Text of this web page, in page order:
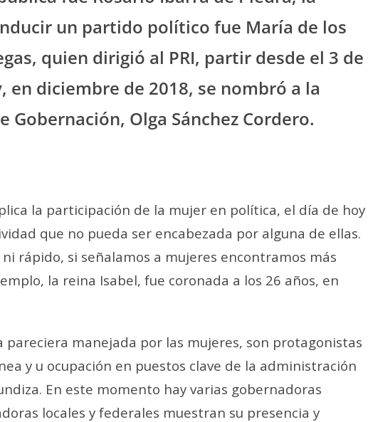
un partido político fue María de los
quien dirigió al PRI, partir desde el 3 de
en diciembre de 2018, se nombró a la
Gobernación, Olga Sánchez Cordero.
la participación de la mujer en política, el día de hoy
que no pueda ser encabezada por alguna de ellas.
rápido, si señalamos a mujeres encontramos más
la reina Isabel, fue coronada a los 26 años, en
pareciera manejada por las mujeres, son protagonistas
y u ocupación en puestos clave de la administración
En este momento hay varias gobernadoras
locales y federales muestran su presencia y